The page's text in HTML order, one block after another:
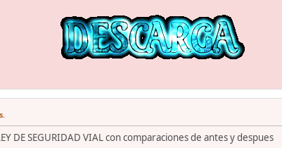
DE SEGURIDAD VIAL con comparaciones de antes y despues